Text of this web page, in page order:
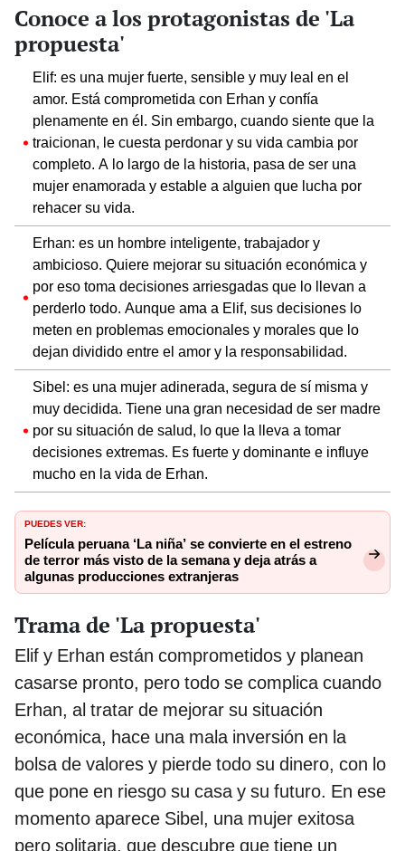
Conoce a los protagonistas de 'La
propuesta'
Elif: es una mujer fuerte, sensible y muy leal en el
amor. Está comprometida con Erhan y confía
plenamente en él. Sin embargo, cuando siente que la
traicionan, le cuesta perdonar y su vida cambia por
completo. A lo largo de la historia, pasa de ser una
mujer enamorada y estable a alguien que lucha por
rehacer su vida.
Erhan: es un hombre inteligente, trabajador y
ambicioso. Quiere mejorar su situación económica y
por eso toma decisiones arriesgadas que lo llevan a
perderlo todo. Aunque ama a Elif, sus decisiones lo
meten en problemas emocionales y morales que lo
dejan dividido entre el amor y la responsabilidad.
Sibel: es una mujer adinerada, segura de sí misma y
muy decidida. Tiene una gran necesidad de ser madre
por su situación de salud, lo que la lleva a tomar
decisiones extremas. Es fuerte y dominante e influye
mucho en la vida de Erhan.
PUEDES VER:
Película peruana ‘La niña’ se convierte en el estreno
de terror más visto de la semana y deja atrás a
algunas producciones extranjeras
Trama de 'La propuesta'
Elif y Erhan están comprometidos y planean
casarse pronto, pero todo se complica cuando
Erhan, al tratar de mejorar su situación
económica, hace una mala inversión en la
bolsa de valores y pierde todo su dinero, con lo
que pone en riesgo su casa y su futuro. En ese
momento aparece Sibel, una mujer exitosa
pero solitaria, que descubre que tiene un